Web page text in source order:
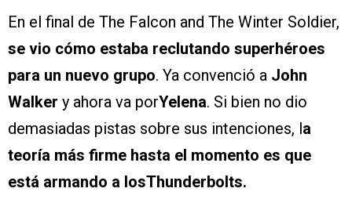
En el final de The Falcon and The Winter Soldier,
se vio cómo estaba reclutando superhéroes
para un nuevo grupo. Ya convenció a John
Walker y ahora va porYelena. Si bien no dio
demasiadas pistas sobre sus intenciones, la
teoría más firme hasta el momento es que
está armando a losThunderbolts.